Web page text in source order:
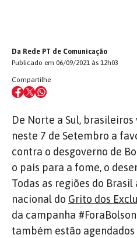
Da Rede PT de Comunicação
Publicado em 06/09/2021 às 12h03
Compartilhe
De Norte a Sul,
neste 7 de Setembro a
contra o desgoverno de
o país para a fome, o
Todas as regiões do
nacional do Grito dos
da campanha
também estão